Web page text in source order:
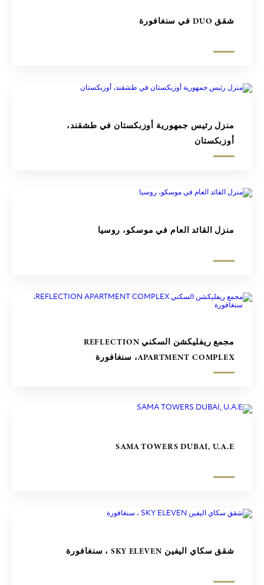
شقق DUO في سنغافورة
منزل رئيس جمهورية أوزبكستان في طشقند،
أوزبكستان
منزل القائد العام في موسكو، روسيا
مجمع ريفليكشن السكني REFLECTION
APARTMENT COMPLEX، سنغافورة
SAMA TOWERS DUBAI, U.A.E
شقق سكاي اليفين SKY ELEVEN ، سنغافورة